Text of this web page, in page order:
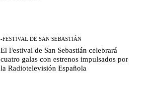
-FESTIVAL DE SAN SEBASTIÁN
El Festival de San Sebastián celebrará
cuatro galas con estrenos impulsados por
la Radiotelevisión Española